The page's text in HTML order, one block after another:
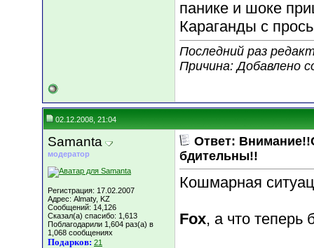
панике и шоке
Караганды с
Последний раз
Причина: Добавлено
02.12.2008, 21:04
Samanta
модератор
Регистрация: 17.02.2007
Адрес: Almaty, KZ
Сообщений: 14,126
Сказал(а) спасибо: 1,613
Поблагодарили 1,604 раз(а) в
1,068 сообщениях
Подарков: 21
Ответ:
бдительны!!
Кошмарная
Fox, а что теперь